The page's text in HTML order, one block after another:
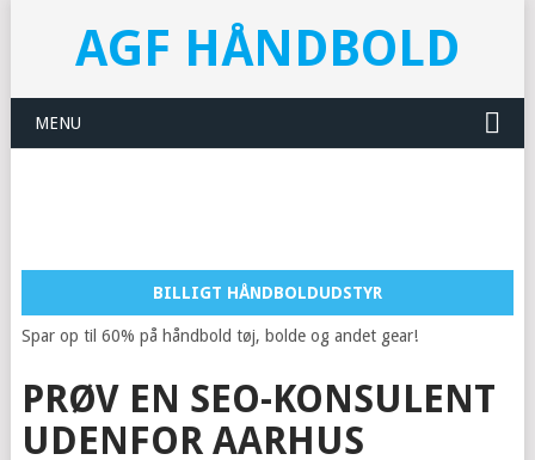
AGF HÅNDBOLD
MENU
BILLIGT HÅNDBOLDUDSTYR
Spar op til 60% på håndbold tøj, bolde og andet gear!
PRØV EN SEO-KONSULENT
UDENFOR AARHUS